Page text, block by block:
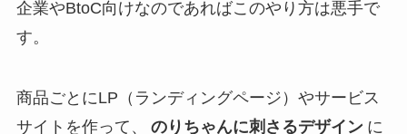
企業やBtoC向けなのであればこのやり方は悪手で
す。
商品ごとにLP（ランディングページ）やサービス
サイトを作って、
のりちゃんに刺さるデザイン に